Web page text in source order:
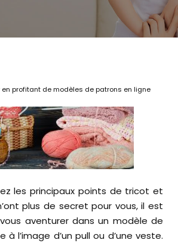
en profitant de modèles de patrons en ligne
plus de secret pour vous, il est
aventurer dans un modèle de
l’image d’un pull ou d’une veste.